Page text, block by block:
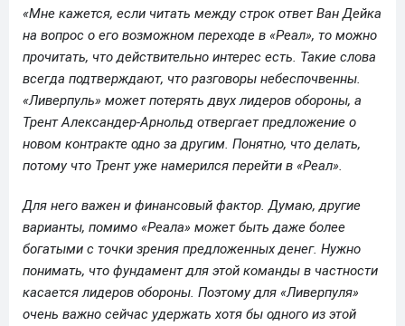
«Мне кажется, если читать между строк ответ Ван Дейка
на вопрос о его возможном переходе в «Реал», то можно
прочитать, что действительно интерес есть. Такие слова
всегда подтверждают, что разговоры небеспочвенны.
«Ливерпуль» может потерять двух лидеров обороны, а
Трент Александер-Арнольд отвергает предложение о
новом контракте одно за другим. Понятно, что делать,
потому что Трент уже намерился перейти в «Реал».
Для него важен и финансовый фактор. Думаю, другие
варианты, помимо «Реала» может быть даже более
богатыми с точки зрения предложенных денег. Нужно
понимать, что фундамент для этой команды в частности
касается лидеров обороны. Поэтому для «Ливерпуля»
очень важно сейчас удержать хотя бы одного из этой